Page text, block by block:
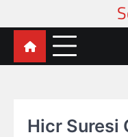
to
content
Hicr Suresi